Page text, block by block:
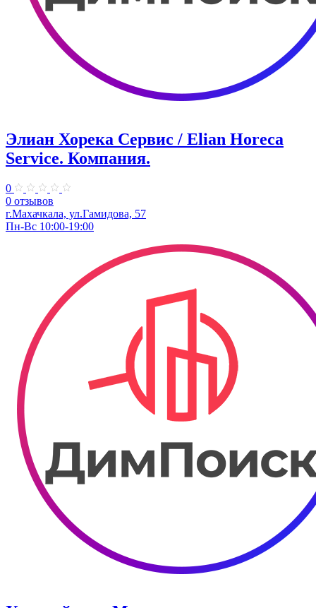
Элиан Хорека Сервис / Elian Horeca
Service. Компания.
0
0 отзывов
г.Махачкала, ул.Гамидова, 57
Пн-Вс 10:00-19:00